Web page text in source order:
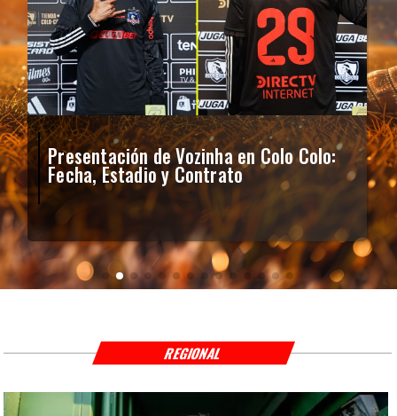
Presentación de Vozinha en Colo Colo:
Fecha, Estadio y Contrato
REGIONAL